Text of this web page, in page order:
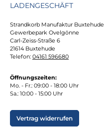
LADENGESCHÄFT
Strandkorb Manufaktur Buxtehude
Gewerbepark Ovelgönne
Carl-Zeiss-Straße 6
21614 Buxtehude
Telefon: 04161 596680
Öffnungszeiten:
Mo. - Fr.: 09:00 - 18:00 Uhr
Sa.: 10:00 - 15:00 Uhr
Vertrag widerrufen